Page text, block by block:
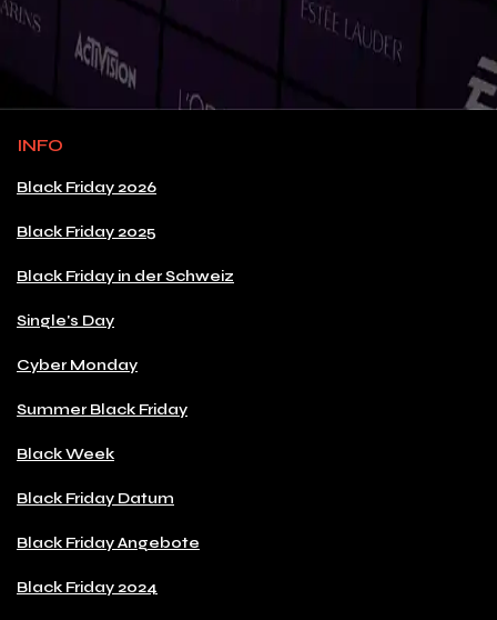
INFO
Black Friday 2026
Black Friday 2025
Black Friday in der Schweiz
Single's Day
Cyber Monday
Summer Black Friday
Black Week
Black Friday Datum
Black Friday Angebote
Black Friday 2024